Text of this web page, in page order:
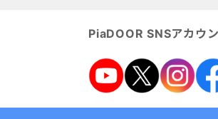
PiaDOOR SNSアカウ